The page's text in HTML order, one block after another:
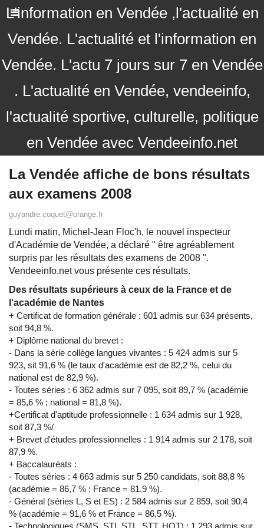
L'information en Vendée ,l'actualité en
Vendée. L'actualité et l'information en
Vendée. L'actu 7 jours sur 7 en Vendée
. L'actualité en Vendée, vendeeinfo,
l'actualité sportive, culturelle, politique
en Vendée avec Vendeeinfo.net
La Vendée affiche de bons résultats
aux examens 2008
guyandre.coquet@orange.fr
Lundi matin, Michel-Jean Floc'h, le nouvel inspecteur
d'Académie de Vendée, a déclaré " être agréablement
surpris par les résultats des examens de 2008 ".
Vendeeinfo.net vous présente ces résultats.
Des résultats supérieurs à ceux de la France et de
l'académie de Nantes
+ Certificat de formation générale : 601 admis sur 634 présents,
soit 94,8 %.
+ Diplôme national du brevet :
- Dans la série collège langues vivantes : 5 424 admis sur 5
923, sit 91,6 % (le taux d'académie est de 82,2 %, celui du
national est de 82,9 %).
- Toutes séries : 6 362 admis sur 7 095, soit 89,7 % (académie
= 85,6 % ; national = 81,8 %).
+Certificat d'aptitude professionnelle : 1 634 admis sur 1 928,
soit 87,3 %/
+ Brevet d'études professionnelles : 1 914 admis sur 2 178, soit
87,9 %.
+ Baccalauréats :
- Toutes séries : 4 663 admis sur 5 250 candidats, soit 88,8 %
(académie = 86,7 % ; France = 81,9 %).
- Général (séries L, S et ES) : 2 584 admis sur 2 859, soit 90,4
% (académie = 91,6 % et France = 86,5 %).
- Technologiques (SMS, STI, STL, STT, HOT) : 1 293 admis sur